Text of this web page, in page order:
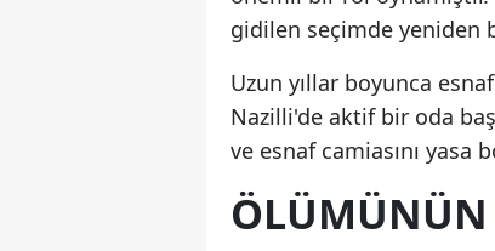
gidilen seçimde yeniden
Uzun yıllar boyunca
Nazilli'de aktif bir oda
ve esnaf camiasını yasa
ÖLÜMÜNÜN